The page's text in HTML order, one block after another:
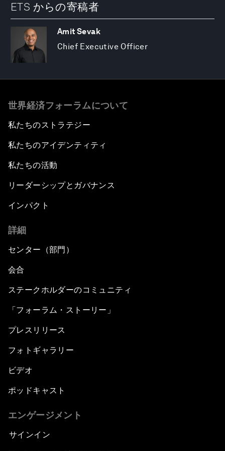
ETS からの寄稿者
Amit Sevak
Chief Executive Officer
世界経済フォーラムについて
私たちのストラテジー
私たちのアイデンティティ
私たちの活動
リーダーシップとガバナンス
インパクト
詳細
センター（部門）
会合
ステークホルダーのコミュニティ
「フォーラム・ストーリー」
プレスリリース
フォトギャラリー
ビデオ
ポッドキャスト
エンゲージメント
サインイン